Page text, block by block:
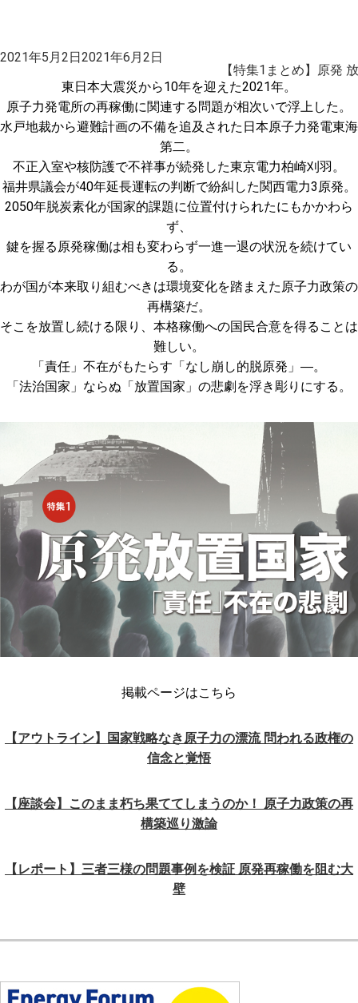
投
2021年5月2日2021年6月2日
【特集1まとめ】原発
東日本大震災から10年を迎えた2021年。
原子力発電所の再稼働に関連する問題が相次いで浮上した。
水戸地裁から避難計画の不備を追及された日本原子力発電東海
第二。
不正入室や核防護で不祥事が続発した東京電力柏崎刈羽。
福井県議会が40年延長運転の判断で紛糾した関西電力3原発。
2050年脱炭素化が国家的課題に位置付けられたにもかかわら
ず、
鍵を握る原発稼働は相も変わらず一進一退の状況を続けてい
る。
わが国が本来取り組むべきは環境変化を踏まえた原子力政策の
再構築だ。
そこを放置し続ける限り、本格稼働への国民合意を得ることは
難しい。
「責任」不在がもたらす「なし崩し的脱原発」―。
「法治国家」ならぬ「放置国家」の悲劇を浮き彫りにする。
掲載ページはこちら
【アウトライン】国家戦略なき原子力の漂流 問われる政権の
信念と覚悟
【座談会】このまま朽ち果ててしまうのか！ 原子力政策の再
構築巡り激論
【レポート】三者三様の問題事例を検証 原発再稼働を阻む大
壁